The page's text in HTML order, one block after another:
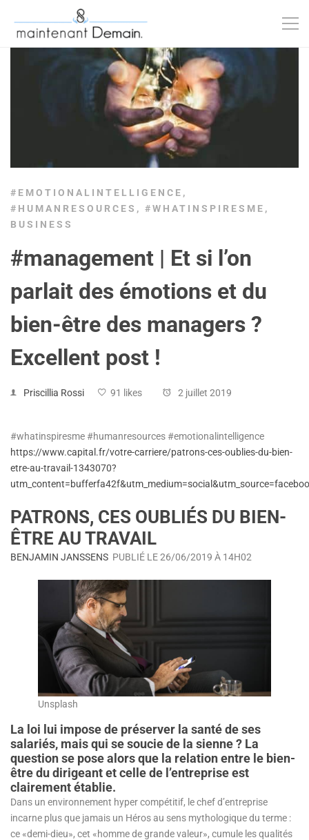
#EMOTIONALINTELLIGENCE ,
#HUMANRESOURCES , #WHATINSPIRESME ,
BUSINESS
#management | Et si l’on
parlait des émotions et du
bien-être des managers ?
Excellent post !
Priscillia Rossi 91 likes 2 juillet 2019
#whatinspiresme #humanresources #emotionalintelligence
https://www.capital.fr/votre-carriere/patrons-ces-oublies-du-bien-
etre-au-travail-1343070?
PATRONS, CES OUBLIÉS DU BIEN-
ÊTRE AU TRAVAIL
BENJAMIN JANSSENS PUBLIÉ LE 26/06/2019 À 14H02
Unsplash
La loi lui impose de préserver la santé de ses
salariés, mais qui se soucie de la sienne ? La
question se pose alors que la relation entre le bien-
être du dirigeant et celle de l’entreprise est
clairement établie.
Dans un environnement hyper compétitif, le chef d’entreprise
incarne plus que jamais un Héros au sens mythologique du terme :
ce «demi-dieu», cet «homme de grande valeur», cumule les qualités